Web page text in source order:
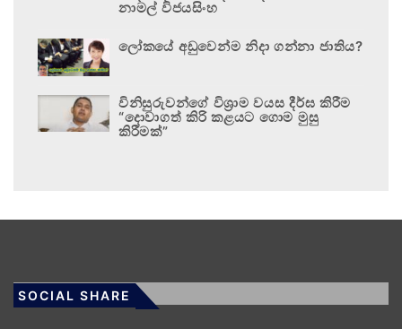
නාමල් විජයසිංහ
ලෝකයේ අඩුවෙන්ම නිදා ගන්නා ජාතිය?
විනිසුරුවන්ගේ විශ්‍රාම වයස දීර්ඝ කිරීම
“දොවාගත් කිරි කළයට ගොම මුසු
කිරීමක්”
SOCIAL SHARE